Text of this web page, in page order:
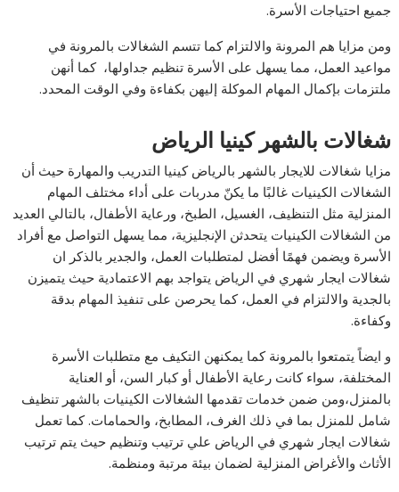
جميع احتياجات الأسرة.
ومن مزايا هم المرونة والالتزام كما تتسم الشغالات بالمرونة في
مواعيد العمل، مما يسهل على الأسرة تنظيم جداولها، كما أنهن
ملتزمات بإكمال المهام الموكلة إليهن بكفاءة وفي الوقت المحدد.
شغالات بالشهر كينيا الرياض
مزايا شغالات للايجار بالشهر بالرياض كينيا التدريب والمهارة حيث أن
الشغالات الكينيات غالبًا ما يكنّ مدربات على أداء مختلف المهام
المنزلية مثل التنظيف، الغسيل، الطبخ، ورعاية الأطفال، بالتالي العديد
من الشغالات الكينيات يتحدثن الإنجليزية، مما يسهل التواصل مع أفراد
الأسرة ويضمن فهمًا أفضل لمتطلبات العمل، والجدير بالذكر ان
شغالات ايجار شهري في الرياض يتواجد بهم الاعتمادية حيث يتميزن
بالجدية والالتزام في العمل، كما يحرصن على تنفيذ المهام بدقة
وكفاءة.
و ايضاً يتمتعوا بالمرونة كما يمكنهن التكيف مع متطلبات الأسرة
المختلفة، سواء كانت رعاية الأطفال أو كبار السن، أو العناية
بالمنزل،ومن ضمن خدمات تقدمها الشغالات الكينيات بالشهر تنظيف
شامل للمنزل بما في ذلك الغرف، المطابخ، والحمامات. كما تعمل
شغالات ايجار شهري في الرياض علي ترتيب وتنظيم حيث يتم ترتيب
الأثاث والأغراض المنزلية لضمان بيئة مرتبة ومنظمة.